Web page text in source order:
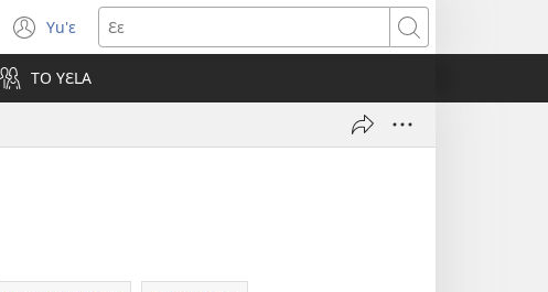
Yu'ɛ
(opens
new
window)
Ɛɛ
TO YƐLA